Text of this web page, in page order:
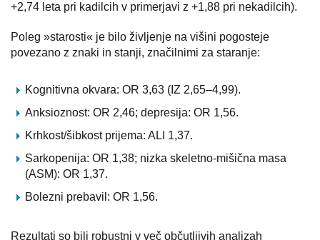
+2,74 leta pri kadilcih v primerjavi z +1,88 pri nekadilcih).
Poleg »starosti« je bilo življenje na višini pogosteje
povezano z znaki in stanji, značilnimi za staranje:
Kognitivna okvara: OR 3,63 (IZ 2,65–4,99).
Anksioznost: OR 2,46; depresija: OR 1,56.
Krhkost/šibkost prijema: ALI 1,37.
Sarkopenija: OR 1,38; nizka skeletno-mišična masa
(ASM): OR 1,37.
Bolezni prebavil: OR 1,56.
Rezultati so bili robustni v več občutljivih analizah